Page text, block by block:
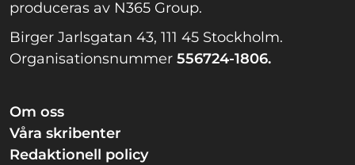
produceras av N365 Group.
Birger Jarlsgatan 43, 111 45 Stockholm.
Organisationsnummer 556724-1806.
Om oss
Våra skribenter
Redaktionell policy